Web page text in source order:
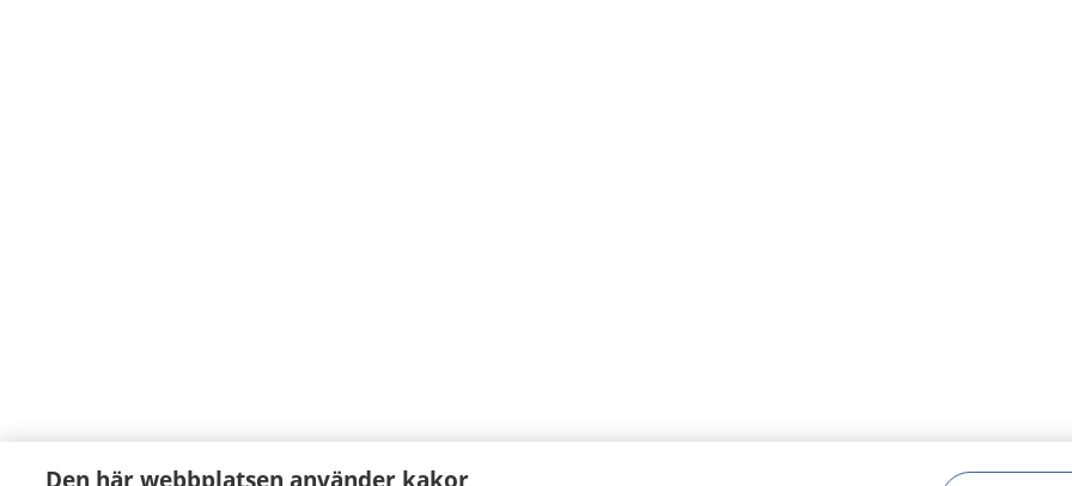
Den här webbplatsen använder kakor